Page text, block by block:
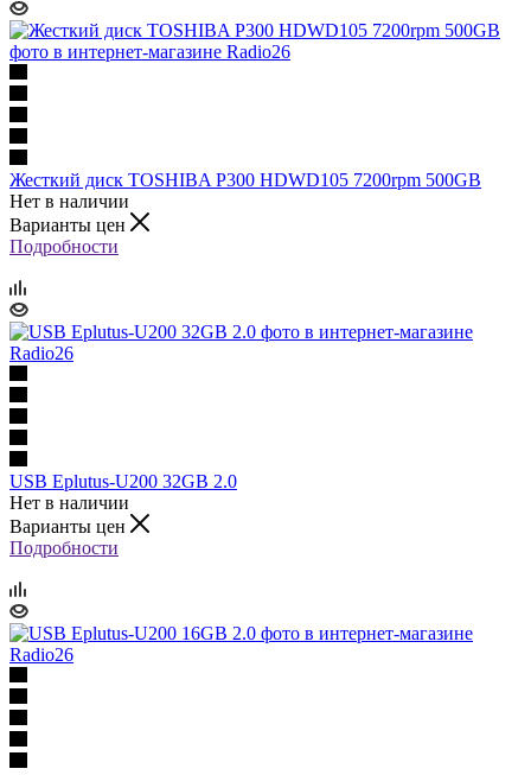
Жесткий диск TOSHIBA P300 HDWD105 7200rpm 500GB
Нет в наличии
Варианты цен
Подробности
USB Eplutus-U200 32GB 2.0
Нет в наличии
Варианты цен
Подробности